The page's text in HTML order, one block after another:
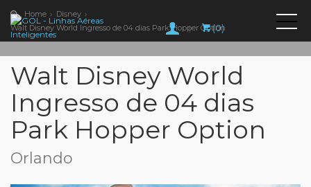
| (0)
Home
Disney
Walt Disney World Ingresso de 04 dias Park Hopper Option
Walt Disney World
Ingresso de 04 dias
Park Hopper Option
Orlando